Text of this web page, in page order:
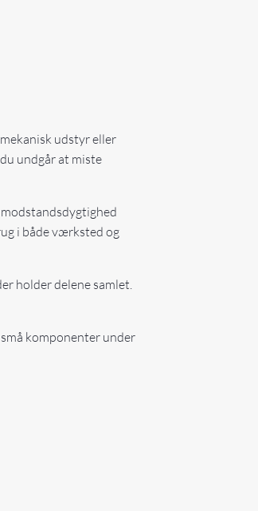
udstyr eller
undgår at miste
i både værksted og
holder delene samlet.
komponenter under